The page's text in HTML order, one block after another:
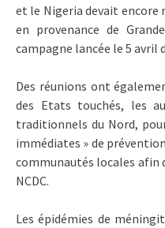
et le Nigeria devait encore
en provenance de
campagne lancée le 5 avril
Des réunions ont
des Etats touchés, les
traditionnels du Nord,
immédiates » de
communautés locales afin
NCDC.
Les épidémies de